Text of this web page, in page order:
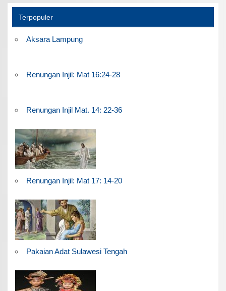
Terpopuler
Aksara Lampung
Renungan Injil: Mat 16:24-28
Renungan Injil Mat. 14: 22-36
Renungan Injil: Mat 17: 14-20
Pakaian Adat Sulawesi Tengah